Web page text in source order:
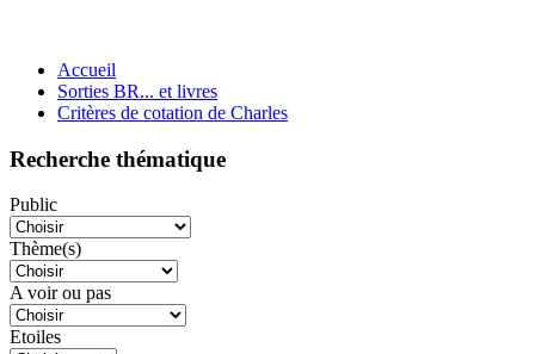
Accueil
Sorties BR... et livres
Critères de cotation de Charles
Recherche thématique
Public
Thème(s)
A voir ou pas
Etoiles